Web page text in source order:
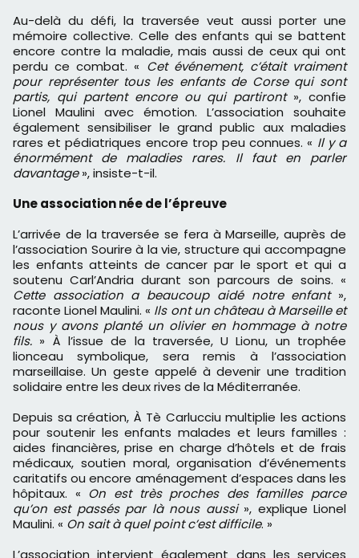
Au-delà du défi, la traversée veut aussi porter une
mémoire collective. Celle des enfants qui se battent
encore contre la maladie, mais aussi de ceux qui ont
perdu ce combat. « Cet événement, c’était vraiment
pour représenter tous les enfants de Corse qui sont
partis, qui partent encore ou qui partiront », confie
Lionel Maulini avec émotion. L’association souhaite
également sensibiliser le grand public aux maladies
rares et pédiatriques encore trop peu connues. « Il y a
énormément de maladies rares. Il faut en parler
davantage», insiste-t-il.
Une association née de l’épreuve
L’arrivée de la traversée se fera à Marseille, auprès de
l’association Sourire à la vie, structure qui accompagne
les enfants atteints de cancer par le sport et qui a
soutenu Carl’Andria durant son parcours de soins. «
Cette association a beaucoup aidé notre enfant»,
raconte Lionel Maulini. « Ils ont un château à Marseille et
nous y avons planté un olivier en hommage à notre
fils. » À l’issue de la traversée, U Lionu, un trophée
lionceau symbolique, sera remis à l’association
marseillaise. Un geste appelé à devenir une tradition
solidaire entre les deux rives de la Méditerranée.
Depuis sa création, À Tè Carlucciu multiplie les actions
pour soutenir les enfants malades et leurs familles :
aides financières, prise en charge d’hôtels et de frais
médicaux, soutien moral, organisation d’événements
caritatifs ou encore aménagement d’espaces dans les
hôpitaux. « On est très proches des familles parce
qu’on est passés par là nous aussi », explique Lionel
Maulini. « On sait à quel point c’est difficile. »
L’association intervient également dans les services